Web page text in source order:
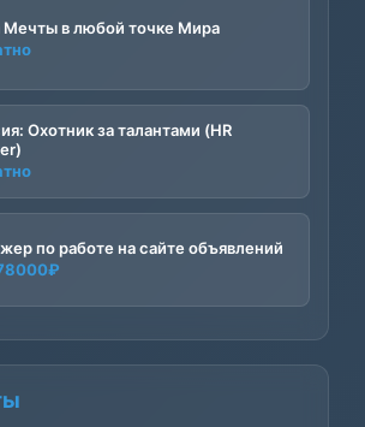
Мечты в любой точке Мира
Охотник за талантами (HR
по работе на сайте объявлений
₽